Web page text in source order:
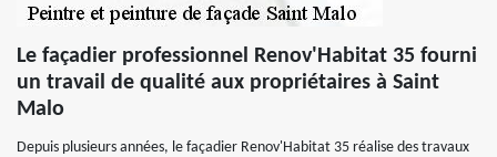
Le façadier professionnel Renov'Habitat 35 fourni
un travail de qualité aux propriétaires à Saint
Malo
Depuis plusieurs années, le façadier Renov'Habitat 35 réalise des travaux